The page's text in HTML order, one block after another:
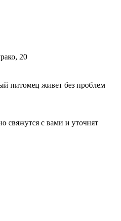
20
питомец живет без проблем
свяжутся с вами и уточнят